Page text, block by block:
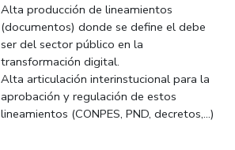
Alta producción de lineamientos
(documentos) donde se define el debe
ser del sector público en la
transformación digital.
Alta articulación interinstucional para la
aprobación y regulación de estos
lineamientos (CONPES, PND, decretos,...)